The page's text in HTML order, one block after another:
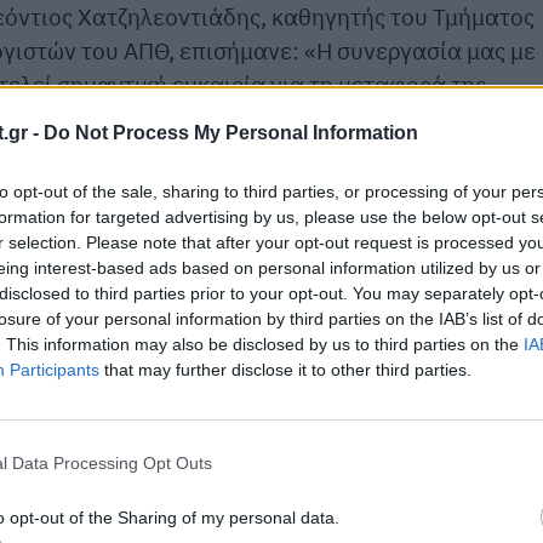
- Do Not Process My Personal Information
opt-out of the sale, sharing to third parties, or processing of your
for targeted advertising by us, please use the below opt-out
selection. Please note that after your opt-out request is processed
interest-based ads based on personal information utilized by us
to third parties prior to your opt-out. You may separately
of your personal information by third parties on the IAB’s list of
This information may also be disclosed by us to third parties on the
Participants that may further disclose it to other third parties.
Data Processing Opt Outs
opt-out of the Sharing of my personal data.
Χατζηλεοντιάδης, καθηγητής του Τμήματος
του ΑΠΘ, επισήμανε: «Η συνεργασία μας με
σημαντική ευκαιρία για τη μεταφορά της
Στοχεύουμε από κοινού στην παραγωγή
διευκόλυνση των ασθενών με φλεγμονές, να
παροχή νέων μορφών διαγνωστικής πληροφορίας,
Είμαστε σίγουροι ότι αυτή είναι μόνο η αρχή